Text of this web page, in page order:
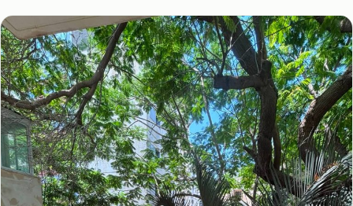
רמת גן גבעתיים
בני ברק חולון
אור יהודה קריית אונו
פתח תקווה הרצליה
רמת השרון ארסוף
תל אביב בת ים
רמת גן גבעתיים
בני ברק חולון
אור יהודה קריית אונו
פתח תקווה הרצליה
פרויקטים
סוכנים
צור קשר